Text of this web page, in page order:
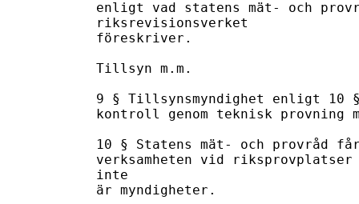
enligt vad statens mät- och
riksrevisionsverket
föreskriver.
Tillsyn m.m.
9 § Tillsynsmyndighet enligt 10
kontroll genom teknisk provning
10 § Statens mät- och provråd
verksamheten vid
inte
är myndigheter.